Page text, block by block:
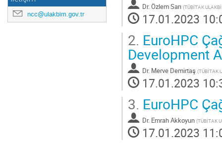
ncc@ulakbim.gov.tr
Dr. Özlem Sarı (TÜBİTAK
17.01.2023
2. EuroHPC
Development
Dr. Merve Demirtaş (TÜBİTAK
17.01.2023
3. EuroHPC
Dr. Emrah Akkoyun (TÜBİTAK
17.01.2023